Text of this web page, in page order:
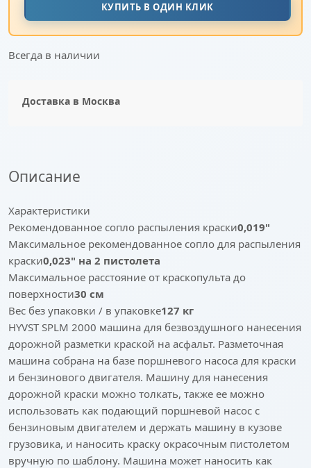
КУПИТЬ В ОДИН КЛИК
Всегда в наличии
Доставка в Москва
Описание
Характеристики
Рекомендованное сопло распыления краски0,019"
Максимальное рекомендованное сопло для распыления
краски0,023" на 2 пистолета
Максимальное расстояние от краскопульта до
поверхности30 см
Вес без упаковки / в упаковке127 кг
HYVST SPLM 2000 машина для безвоздушного нанесения
дорожной разметки краской на асфальт. Разметочная
машина собрана на базе поршневого насоса для краски
и бензинового двигателя. Машину для нанесения
дорожной краски можно толкать, также ее можно
использовать как подающий поршневой насос с
бензиновым двигателем и держать машину в кузове
грузовика, и наносить краску окрасочным пистолетом
вручную по шаблону. Машина может наносить как